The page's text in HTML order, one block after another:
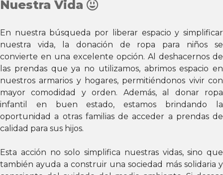
Nuestra Vida
En nuestra búsqueda por liberar espacio y simplificar
nuestra vida, la donación de ropa para niños se
convierte en una excelente opción. Al deshacernos de
las prendas que ya no utilizamos, abrimos espacio en
nuestros armarios y hogares, permitiéndonos vivir con
mayor comodidad y orden. Además, al donar ropa
infantil en buen estado, estamos brindando la
oportunidad a otras familias de acceder a prendas de
calidad para sus hijos.
Esta acción no solo simplifica nuestras vidas, sino que
también ayuda a construir una sociedad más solidaria y